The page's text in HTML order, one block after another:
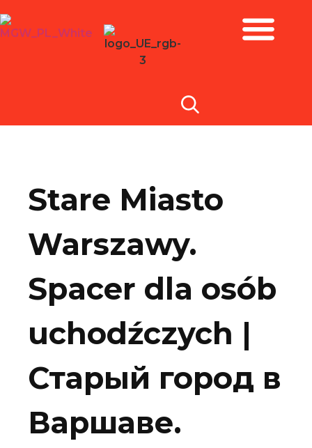
Stare Miasto
Warszawy.
Spacer dla osób
uchodźczych |
Старый город в
Варшаве.